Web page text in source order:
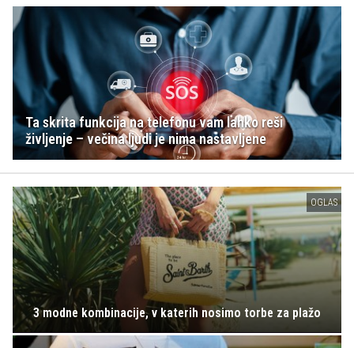
Ta skrita funkcija na telefonu vam lahko reši
življenje – večina ljudi je nima nastavljene
OGLAS
3 modne kombinacije, v katerih nosimo torbe za plažo